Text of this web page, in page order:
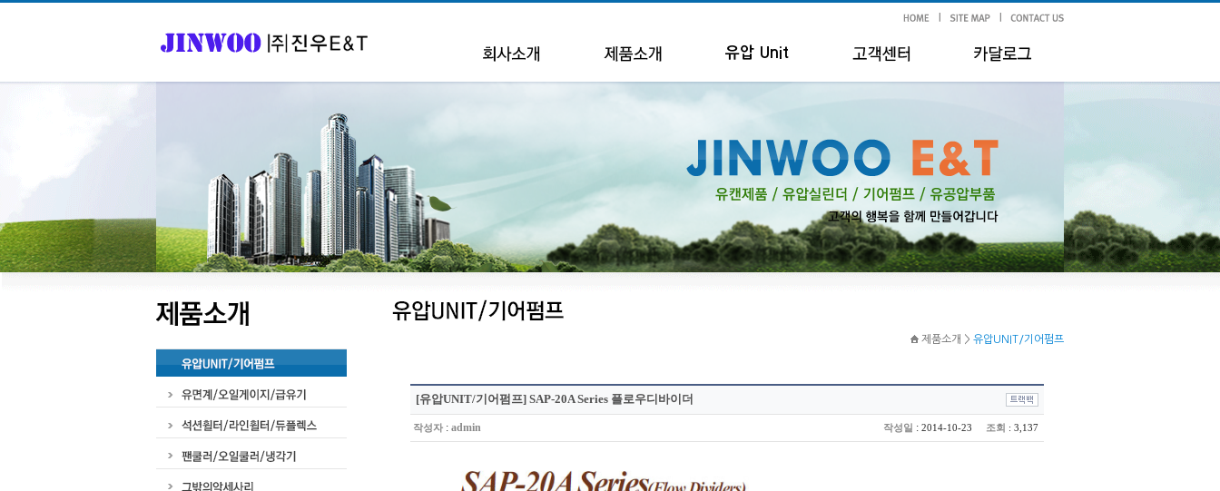
유압 Unit
제품소개 > 유압UNIT/기어펌프
[유압UNIT/기어펌프] SAP-20A Series 플로우디바이더
작성자 : admin 작성일 : 2014-10-23 조회 : 3,137